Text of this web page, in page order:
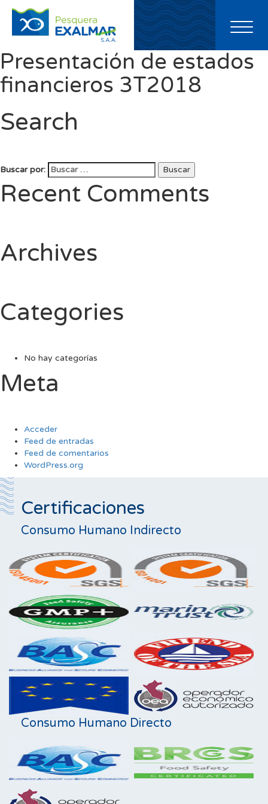
Toggle
Presentación de estados
financieros 3T2018
Search
Buscar por: Buscar
Recent Comments
Archives
Categories
No hay categorías
Meta
Acceder
Feed de entradas
Feed de comentarios
WordPress.org
Certificaciones
Consumo Humano Indirecto
Consumo Humano Directo